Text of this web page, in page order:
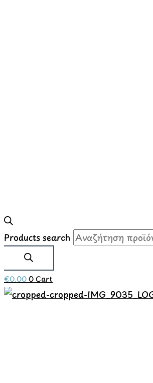
Products search
€0.000 Cart